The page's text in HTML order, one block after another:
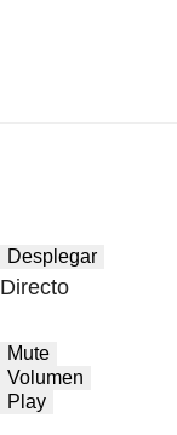
Desplegar
Directo
Mute
Volumen
Play